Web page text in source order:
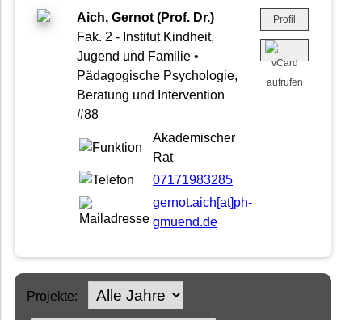
Aich, Gernot (Prof. Dr.)
Fak. 2 - Institut Kindheit,
Jugend und Familie •
Pädagogische Psychologie,
Beratung und Intervention
#88
Akademischer
Rat
07171983285
gernot.aich[at]ph-
gmuend.de
Profil
Projekte: